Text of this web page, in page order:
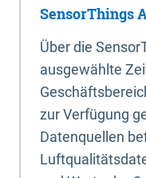
SensorThings
Über die
ausgewählte
zur Verfügung
Datenquellen